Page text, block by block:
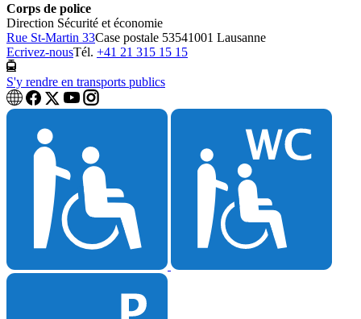
Corps de police
Direction Sécurité et économie
Rue St-Martin 33Case postale 53541001 Lausanne
Ecrivez-nousTél. +41 21 315 15 15
S'y rendre en transports publics